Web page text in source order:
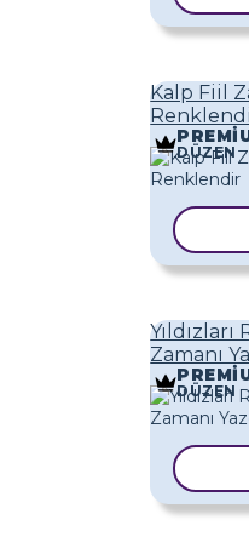
Kalp Fiil
DÜZEN
Zamanı
DÜZEN